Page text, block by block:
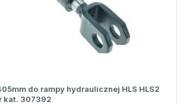
do rampy hydraulicznej HLS HLS2
kat. 307392